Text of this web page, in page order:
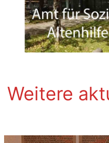
Weitere